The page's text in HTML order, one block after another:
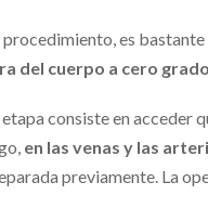
procedimiento, es bastante
del cuerpo a cero
consiste en acceder
en las venas y las
previamente. La